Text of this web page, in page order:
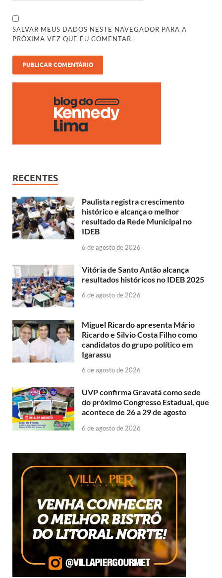
SALVAR MEUS DADOS NESTE NAVEGADOR PARA A
PRÓXIMA VEZ QUE EU COMENTAR.
RECENTES
Paulista registra crescimento
histórico e alcança o melhor
resultado da Rede Municipal no
IDEB
6 de agosto de 2026
Vitória de Santo Antão alcança
resultados históricos no IDEB 2025
6 de agosto de 2026
Miguel Ricardo apresenta Mário
Ricardo e Silvio Costa Filho como
candidatos do grupo político em
Igarassu
6 de agosto de 2026
UVP confirma Gravatá como sede
do próximo Congresso Estadual, que
acontece de 26 a 29 de agosto
6 de agosto de 2026